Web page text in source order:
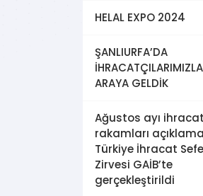
HELAL EXPO 2024
ŞANLIURFA’DA
ARAYA GELDİK
Ağustos ayı ihracat
rakamları
Türkiye İhracat
Zirvesi GAİB’te
gerçekleştirildi